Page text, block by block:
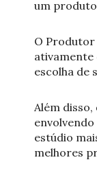
um
O
ativamente
escolha de
Além
estúdio
melhores